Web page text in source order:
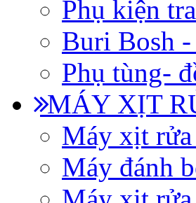
Phụ kiện
Buri Bosh
Phụ tùng-
MÁY XỊT
Máy xịt
Máy đánh